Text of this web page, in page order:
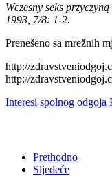
Wczesny seks
1993, 7/8: 1-2.
Prenešeno sa mrežnih
http://
http://
Interesi spolnog odgoja
Prethodno
Sljedeće